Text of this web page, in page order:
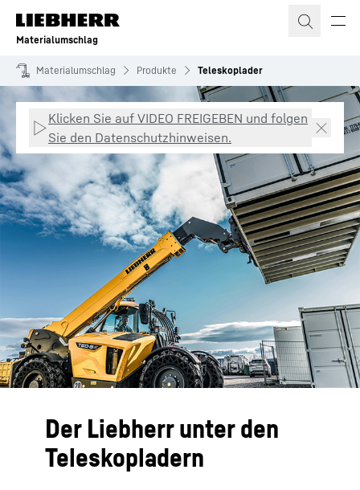
Zum Inhalt springen
Materialumschlag
Materialumschlag Produkte Teleskoplader
Klicken Sie auf VIDEO FREIGEBEN und folgen
Sie den Datenschutzhinweisen.
Der Liebherr unter den
Teleskopladern